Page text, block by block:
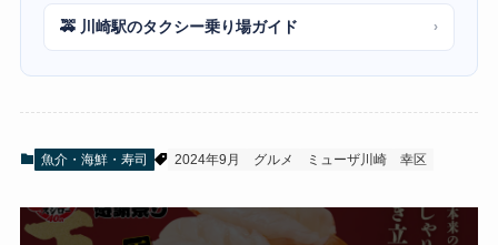
🚕 川崎駅のタクシー乗り場ガイド ›
魚介・海鮮・寿司 2024年9月 グルメ ミューザ川崎 幸区